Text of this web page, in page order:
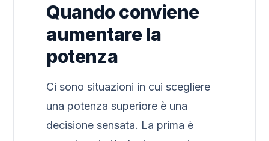
Quando conviene
aumentare la
potenza
Ci sono situazioni in cui scegliere
una potenza superiore è una
decisione sensata. La prima è